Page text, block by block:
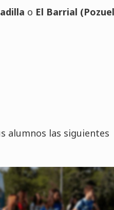
o El Barrial
alumnos las siguientes